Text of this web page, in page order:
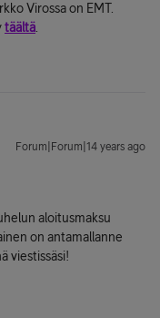
Virossa on EMT.
täältä
Forum|Forum|14 years ago
aloitusmaksu
on antamallanne
viestissäsi!